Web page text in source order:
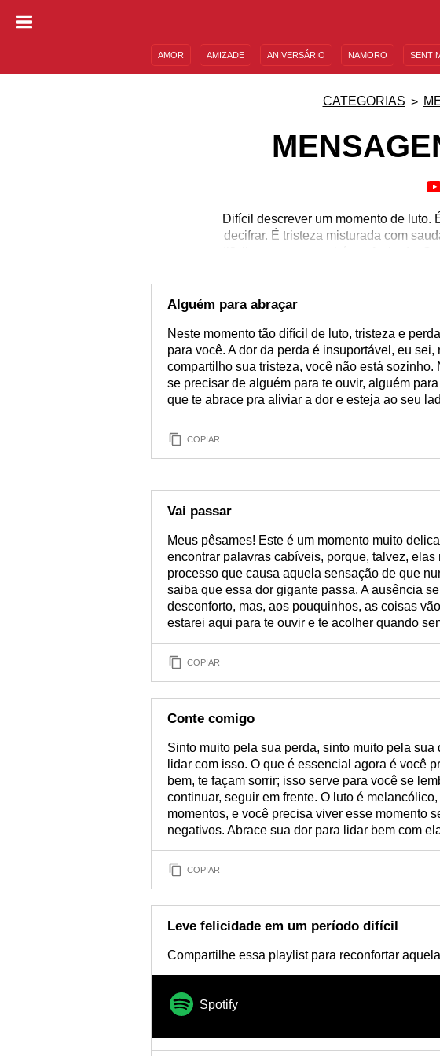
AMOR AMIZADE ANIVERSÁRIO NAMORO
CATEGORIAS
Difícil descrever um momento de luto.
decifrar. É tristeza misturada com
dificilmente conseguirá ser fechado.
Apesar de a intenção ser boa, não
sabe como se expressar, não se
Alguém para abraçar
Neste momento tão difícil de luto, tristeza e
para você. A dor da perda é insuportável, eu
compartilho sua tristeza, você não está
se precisar de alguém para te ouvir, alguém
que te abrace pra aliviar a dor e esteja ao seu
COPIAR
Vai passar
Meus pêsames! Este é um momento muito
encontrar palavras cabíveis, porque, talvez, elas
processo que causa aquela sensação de que
saiba que essa dor gigante passa. A ausência
desconforto, mas, aos pouquinhos, as coisas
estarei aqui para te ouvir e te acolher quando
COPIAR
Conte comigo
Sinto muito pela sua perda, sinto muito pela
lidar com isso. O que é essencial agora é você
bem, te façam sorrir; isso serve para você se
continuar, seguir em frente. O luto é
momentos, e você precisa viver esse momento
negativos. Abrace sua dor para lidar bem com
COPIAR
Leve felicidade em um período difícil
Compartilhe essa playlist para reconfortar
Spotify